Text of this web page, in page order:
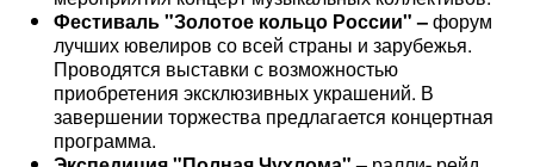
Фестиваль "Золотое кольцо России" –форум
лучших ювелиров со всей страны и зарубежья.
Проводятся выставки с возможностью
приобретения эксклюзивных украшений. В
завершении торжества предлагается концертная
программа.